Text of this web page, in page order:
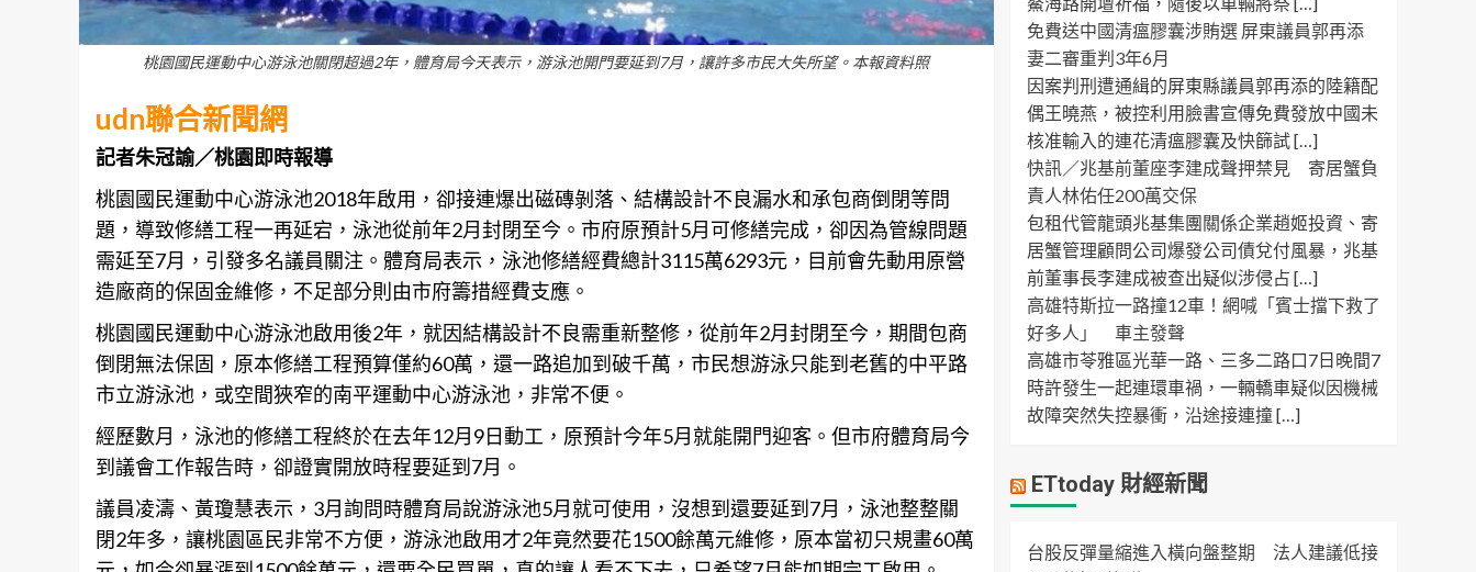
桃園國民運動中心游泳池關閉超過2年，體育局今天表示，游泳池開門要延到7月，讓許多市民大失所望。本報資料照
udn聯合新聞網
記者朱冠諭／桃園即時報導
桃園國民運動中心游泳池2018年啟用，卻接連爆出磁磚剝落、結構設計不良漏水和承包商倒閉等問
題，導致修繕工程一再延宕，泳池從前年2月封閉至今。市府原預計5月可修繕完成，卻因為管線問題
需延至7月，引發多名議員關注。體育局表示，泳池修繕經費總計3115萬6293元，目前會先動用原營
造廠商的保固金維修，不足部分則由市府籌措經費支應。
桃園國民運動中心游泳池啟用後2年，就因結構設計不良需重新整修，從前年2月封閉至今，期間包商
倒閉無法保固，原本修繕工程預算僅約60萬，還一路追加到破千萬，市民想游泳只能到老舊的中平路
市立游泳池，或空間狹窄的南平運動中心游泳池，非常不便。
經歷數月，泳池的修繕工程終於在去年12月9日動工，原預計今年5月就能開門迎客。但市府體育局今
到議會工作報告時，卻證實開放時程要延到7月。
議員凌濤、黃瓊慧表示，3月詢問時體育局說游泳池5月就可使用，沒想到還要延到7月，泳池整整關
閉2年多，讓桃園區民非常不方便，游泳池啟用才2年竟然要花1500餘萬元維修，原本當初只規畫60萬
免費送中國清瘟膠囊涉賄選 屏東議員郭再添
妻二審重判3年6月
因案判刑遭通緝的屏東縣議員郭再添的陸籍配
偶王曉燕，被控利用臉書宣傳免費發放中國未
核准輸入的連花清瘟膠囊及快篩試 […]
快訊／兆基前董座李建成聲押禁見 寄居蟹負
責人林佑任200萬交保
包租代管龍頭兆基集團關係企業趙姬投資、寄
居蟹管理顧問公司爆發公司債兌付風暴，兆基
前董事長李建成被查出疑似涉侵占 […]
高雄特斯拉一路撞12車！網喊「賓士擋下救了
好多人」 車主發聲
高雄市苓雅區光華一路、三多二路口7日晚間7
時許發生一起連環車禍，一輛轎車疑似因機械
故障突然失控暴衝，沿途接連撞 […]
ETtoday 財經新聞
台股反彈量縮進入橫向盤整期 法人建議低接